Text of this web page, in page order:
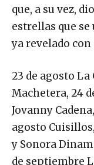
que, a su vez,
estrellas que
ya revelado
23 de agosto La
Machetera, 24
Jovanny
agosto
y Sonora
de septiembre